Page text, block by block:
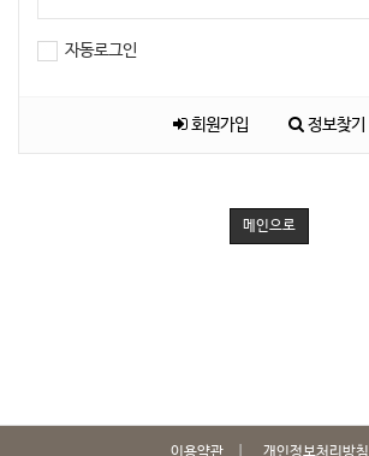
자동로그인
회원가입 정보찾기
메인으로
이용약관 개인정보처리방침